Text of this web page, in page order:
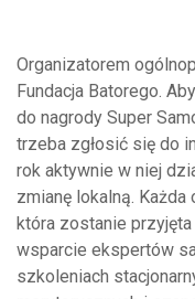
Organizatorem
Fundacja Batorego.
do nagrody Super
trzeba zgłosić się do
rok aktywnie w niej
zmianę lokalną. Każda
która zostanie
wsparcie ekspertów
szkoleniach